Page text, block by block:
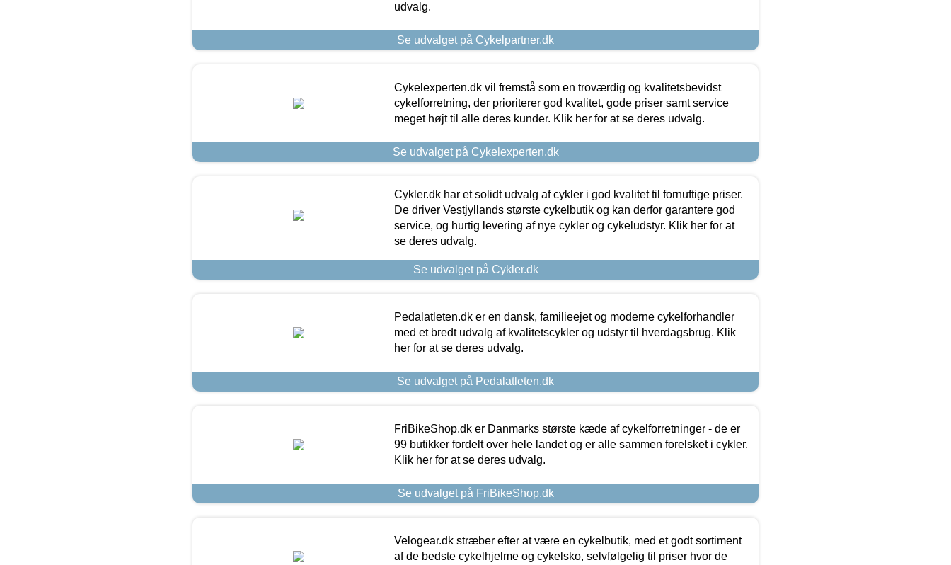
udvalg.
Se udvalget på Cykelpartner.dk
Cykelexperten.dk vil fremstå som en troværdig og kvalitetsbevidst
cykelforretning, der prioriterer god kvalitet, gode priser samt service
meget højt til alle deres kunder. Klik her for at se deres udvalg.
Se udvalget på Cykelexperten.dk
Cykler.dk har et solidt udvalg af cykler i god kvalitet til fornuftige priser.
De driver Vestjyllands største cykelbutik og kan derfor garantere god
service, og hurtig levering af nye cykler og cykeludstyr. Klik her for at
se deres udvalg.
Se udvalget på Cykler.dk
Pedalatleten.dk er en dansk, familieejet og moderne cykelforhandler
med et bredt udvalg af kvalitetscykler og udstyr til hverdagsbrug. Klik
her for at se deres udvalg.
Se udvalget på Pedalatleten.dk
FriBikeShop.dk er Danmarks største kæde af cykelforretninger - de er
99 butikker fordelt over hele landet og er alle sammen forelsket i cykler.
Klik her for at se deres udvalg.
Se udvalget på FriBikeShop.dk
Velogear.dk stræber efter at være en cykelbutik, med et godt sortiment
af de bedste cykelhjelme og cykelsko, selvfølgelig til priser hvor de